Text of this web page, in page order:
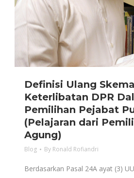
Definisi Ulang Skema
Keterlibatan DPR
Pemilihan Pejabat
(Pelajaran dari
Agung)
Blog By Ronald Rofiandri
Berdasarkan Pasal 24A ayat (3)